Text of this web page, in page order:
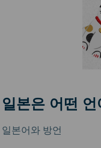
일본은 어떤
일본어와 방언